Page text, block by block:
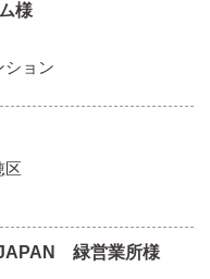
様
ション
区
緑営業所様